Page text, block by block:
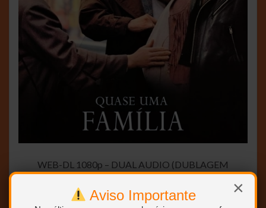
×
Aviso Importante
WEB-DL 1080p – DUAL AUDIO (DUBLAGEM